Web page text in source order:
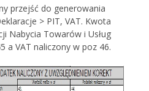
przejść do generowania
> PIT, VAT. Kwota
Nabycia Towarów i Usług
a VAT naliczony w poz 46.